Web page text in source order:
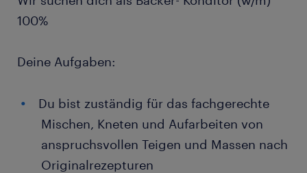
100%
Deine Aufgaben:
Du bist zuständig für das fachgerechte
Mischen, Kneten und Aufarbeiten von
anspruchsvollen Teigen und Massen nach
Originalrezepturen